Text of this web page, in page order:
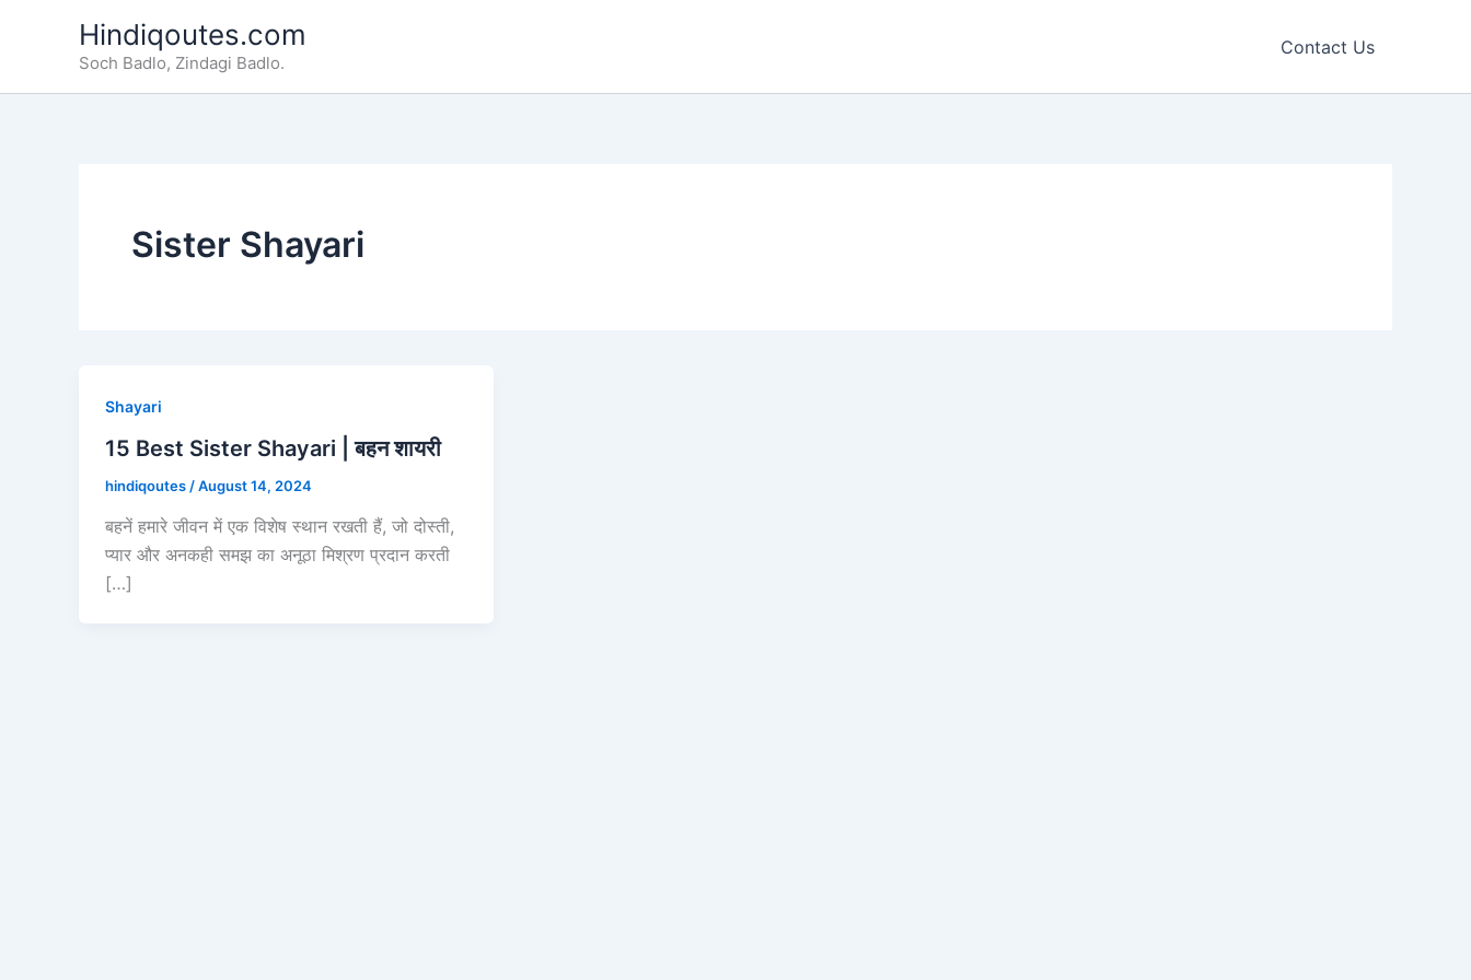
Hindiqoutes.com
Soch Badlo, Zindagi Badlo.
Contact Us
Sister Shayari
Shayari
15 Best Sister Shayari | बहन शायरी
hindiqoutes /August 14, 2024
बहनें हमारे जीवन में एक विशेष स्थान रखती हैं, जो दोस्ती,
प्यार और अनकही समझ का अनूठा मिश्रण प्रदान करती
[…]